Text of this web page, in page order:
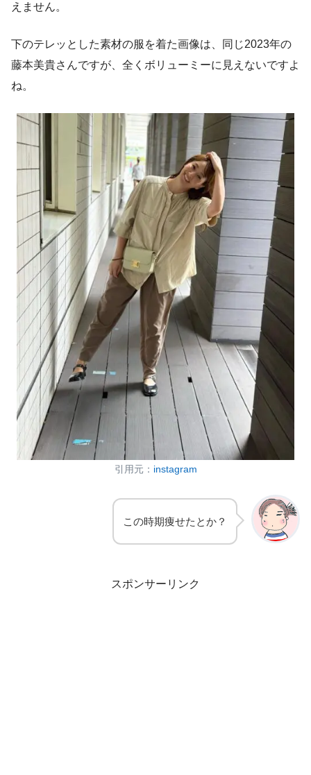
えません。
下のテレッとした素材の服を着た画像は、同じ2023年の
藤本美貴さんですが、全くボリューミーに見えないですよ
ね。
引用元： instagram
この時期痩せたとか？
スポンサーリンク